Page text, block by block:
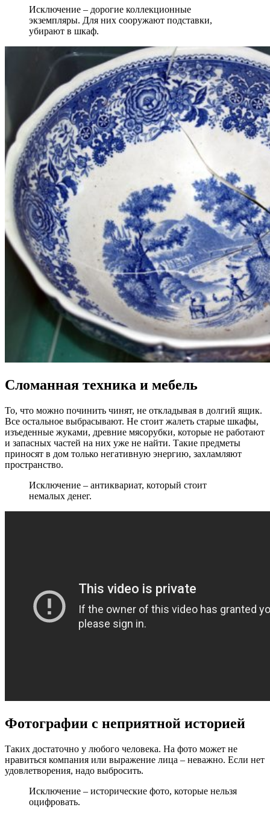
Исключение – дорогие коллекционные
экземпляры. Для них сооружают подставки,
убирают в шкаф.
Сломанная техника и мебель
То, что можно починить чинят, не откладывая в долгий ящик.
Все остальное выбрасывают. Не стоит жалеть старые шкафы,
изъеденные жуками, древние мясорубки, которые не работают
и запасных частей на них уже не найти. Такие предметы
приносят в дом только негативную энергию, захламляют
пространство.
Исключение – антиквариат, который стоит
немалых денег.
Фотографии с неприятной историей
Таких достаточно у любого человека. На фото может не
нравиться компания или выражение лица – неважно. Если нет
удовлетворения, надо выбросить.
Исключение – исторические фото, которые нельзя
оцифровать.